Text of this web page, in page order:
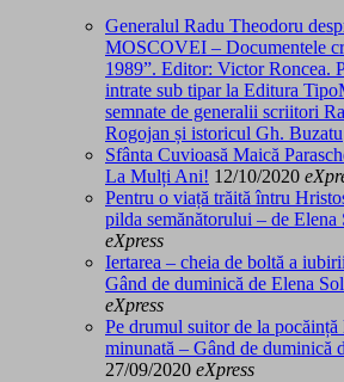
Generalul Radu Theodoru
MOSCOVEI – Documentele
1989”. Editor: Victor Roncea.
intrate sub tipar la Editura
semnate de generalii scriitori
Rogojan și istoricul Gh. Buzatu
Sfânta Cuvioasă Maică
La Mulți Ani! 12/10/2020
Pentru o viață trăită întru
pilda semănătorului – de Elena
eXpress
Iertarea – cheia de boltă a
Gând de duminică de Elena
eXpress
Pe drumul suitor de la pocăință
minunată – Gând de duminică
27/09/2020 eXpress